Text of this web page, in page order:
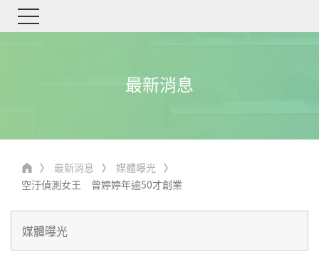
最新消息
最新消息
媒體曝光
空汙偵測女王 曾婷婷年逾50才創業